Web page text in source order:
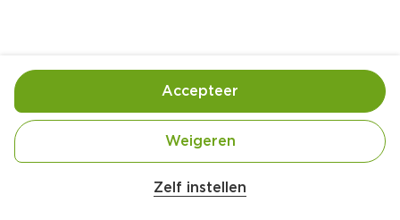
Handige informatie over dit product
Rainforest Alliance people and nature
Zelf instellen
Weigeren
Accepteer